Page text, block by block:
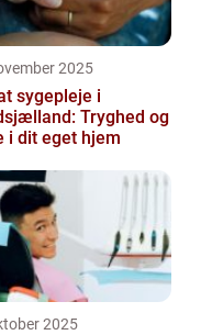
2025
sygepleje i
Tryghed og
i dit eget hjem
2025